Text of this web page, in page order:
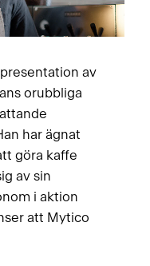
av
orubbliga
har ägnat
göra kaffe
av sin
i aktion
att Mytico